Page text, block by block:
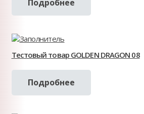
Подробнее
Тестовый товар GOLDEN DRAGON 08
Подробнее